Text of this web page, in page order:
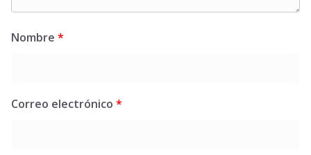
Nombre *
Correo electrónico *